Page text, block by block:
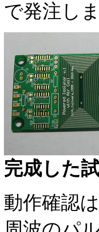
で発注し
完成した
動作確認